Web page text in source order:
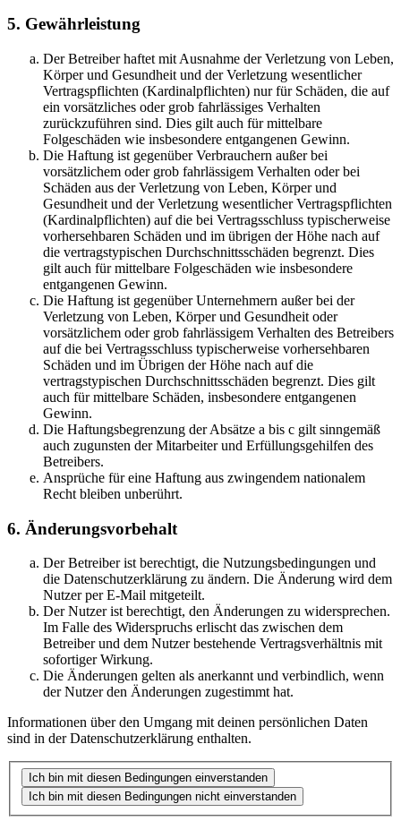
5. Gewährleistung
Der Betreiber haftet mit Ausnahme der Verletzung von Leben,
Körper und Gesundheit und der Verletzung wesentlicher
Vertragspflichten (Kardinalpflichten) nur für Schäden, die auf
ein vorsätzliches oder grob fahrlässiges Verhalten
zurückzuführen sind. Dies gilt auch für mittelbare
Folgeschäden wie insbesondere entgangenen Gewinn.
Die Haftung ist gegenüber Verbrauchern außer bei
vorsätzlichem oder grob fahrlässigem Verhalten oder bei
Schäden aus der Verletzung von Leben, Körper und
Gesundheit und der Verletzung wesentlicher Vertragspflichten
(Kardinalpflichten) auf die bei Vertragsschluss typischerweise
vorhersehbaren Schäden und im übrigen der Höhe nach auf
die vertragstypischen Durchschnittsschäden begrenzt. Dies
gilt auch für mittelbare Folgeschäden wie insbesondere
entgangenen Gewinn.
Die Haftung ist gegenüber Unternehmern außer bei der
Verletzung von Leben, Körper und Gesundheit oder
vorsätzlichem oder grob fahrlässigem Verhalten des Betreibers
auf die bei Vertragsschluss typischerweise vorhersehbaren
Schäden und im Übrigen der Höhe nach auf die
vertragstypischen Durchschnittsschäden begrenzt. Dies gilt
auch für mittelbare Schäden, insbesondere entgangenen
Gewinn.
Die Haftungsbegrenzung der Absätze a bis c gilt sinngemäß
auch zugunsten der Mitarbeiter und Erfüllungsgehilfen des
Betreibers.
Ansprüche für eine Haftung aus zwingendem nationalem
Recht bleiben unberührt.
6. Änderungsvorbehalt
Der Betreiber ist berechtigt, die Nutzungsbedingungen und
die Datenschutzerklärung zu ändern. Die Änderung wird dem
Nutzer per E-Mail mitgeteilt.
Der Nutzer ist berechtigt, den Änderungen zu widersprechen.
Im Falle des Widerspruchs erlischt das zwischen dem
Betreiber und dem Nutzer bestehende Vertragsverhältnis mit
sofortiger Wirkung.
Die Änderungen gelten als anerkannt und verbindlich, wenn
der Nutzer den Änderungen zugestimmt hat.
Informationen über den Umgang mit deinen persönlichen Daten
sind in der Datenschutzerklärung enthalten.